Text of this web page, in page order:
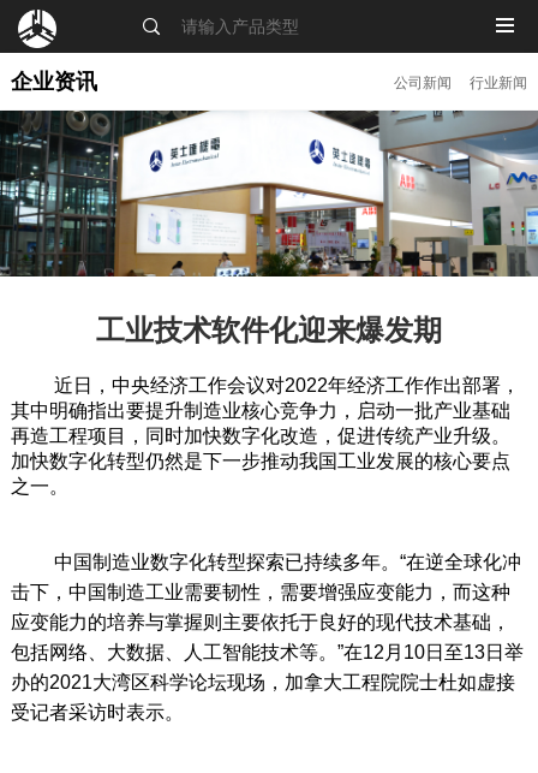
MENU
企业资讯 公司新闻 行业新闻
工业技术软件化迎来爆发期
近日，中央经济工作会议对2022年经济工作作出部署，
其中明确指出要提升制造业核心竞争力，启动一批产业基础
再造工程项目，同时加快数字化改造，促进传统产业升级。
加快数字化转型仍然是下一步推动我国工业发展的核心要点
之一。
中国制造业数字化转型探索已持续多年。“在逆全球化冲
击下，中国制造工业需要韧性，需要增强应变能力，而这种
应变能力的培养与掌握则主要依托于良好的现代技术基础，
包括网络、大数据、人工智能技术等。”在12月10日至13日举
办的2021大湾区科学论坛现场，加拿大工程院院士杜如虚接
受记者采访时表示。